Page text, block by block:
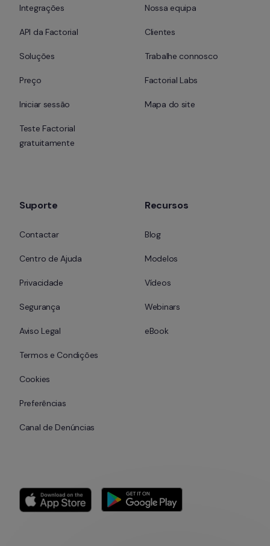
Integrações
API da Factorial
Soluções
Preço
Iniciar sessão
Teste Factorial
gratuitamente
Nossa equipa
Clientes
Trabalhe connosco
Factorial Labs
Mapa do site
Suporte
Contactar
Centro de Ajuda
Privacidade
Segurança
Aviso Legal
Termos e Condições
Cookies
Preferências
Canal de Denúncias
Recursos
Blog
Modelos
Vídeos
Webinars
eBook